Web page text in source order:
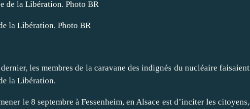
la Libération. Photo BR
les membres de la caravane des indignés du nucléaire faisaient
la Libération.
le 8 septembre à Fessenheim, en Alsace est d’inciter les citoyens,